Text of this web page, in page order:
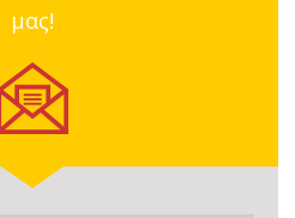
μας!